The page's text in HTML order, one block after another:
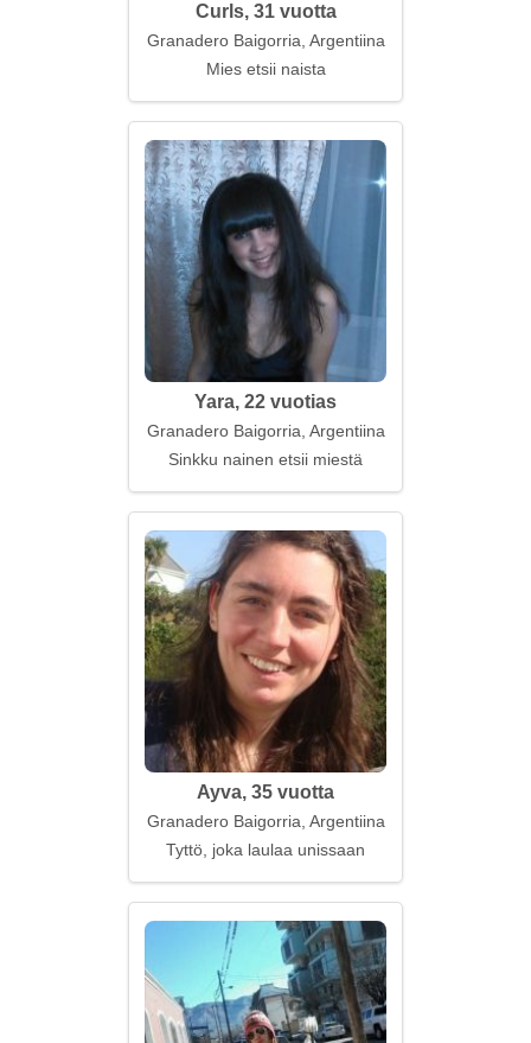
Curls, 31 vuotta
Granadero Baigorria, Argentiina
Mies etsii naista
Yara, 22 vuotias
Granadero Baigorria, Argentiina
Sinkku nainen etsii miestä
Ayva, 35 vuotta
Granadero Baigorria, Argentiina
Tyttö, joka laulaa unissaan